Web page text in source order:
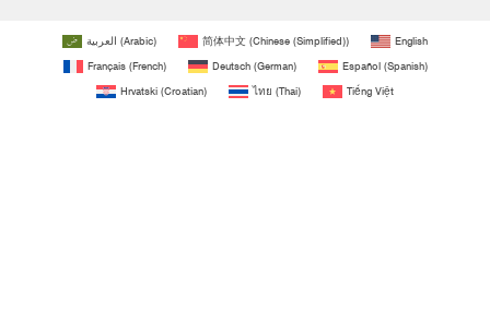
العربية (Arabic) 简体中文 (Chinese (Simplified))
English
Français(French) Deutsch(German) Español(Spanish)
Hrvatski (Croatian) ไทย (Thai) Tiếng Việt